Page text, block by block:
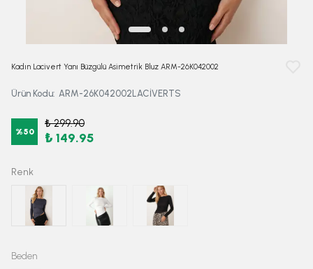
Kadın Lacivert Yanı Büzgülü Asimetrik Bluz ARM-26K042002
Ürün Kodu: ARM-26K042002LACİVERTS
%50
₺ 299.90
₺ 149.95
Renk
Beden